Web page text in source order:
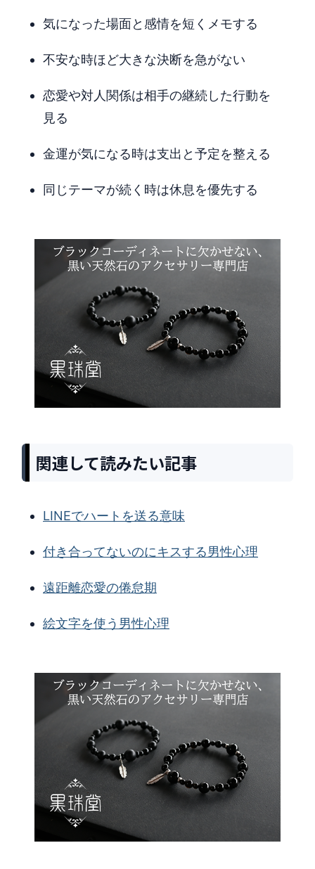
気になった場面と感情を短くメモする
不安な時ほど大きな決断を急がない
恋愛や対人関係は相手の継続した行動を
見る
金運が気になる時は支出と予定を整える
同じテーマが続く時は休息を優先する
関連して読みたい記事
LINEでハートを送る意味
付き合ってないのにキスする男性心理
遠距離恋愛の倦怠期
絵文字を使う男性心理